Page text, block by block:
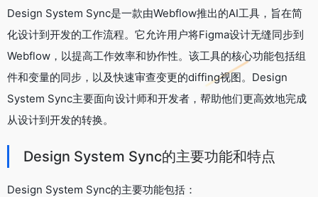
Design System Sync是一款由Webflow推出的AI工具，旨在简
化设计到开发的工作流程。它允许用户将Figma设计无缝同步到
Webflow，以提高工作效率和协作性。该工具的核心功能包括组
件和变量的同步，以及快速审查变更的diffing视图。Design
System Sync主要面向设计师和开发者，帮助他们更高效地完成
从设计到开发的转换。
Design System Sync的主要功能和特点
Design System Sync的主要功能包括：